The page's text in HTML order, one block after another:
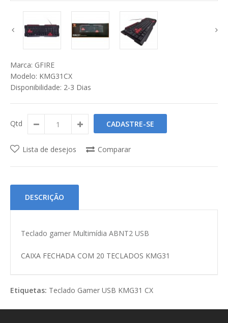
Marca: GFIRE
Modelo: KMG31CX
Disponibilidade: 2-3 Dias
Qtd CADASTRE-SE
Lista de desejos Comparar
DESCRIÇÃO
Teclado gamer Multimídia ABNT2 USB
CAIXA FECHADA COM 20 TECLADOS KMG31
Etiquetas: Teclado Gamer USB KMG31 CX